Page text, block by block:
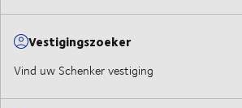
Vestigingszoeker
Vind uw Schenker vestiging